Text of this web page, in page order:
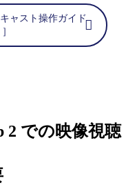
ャスト操作ガイド
2 での映像視聴